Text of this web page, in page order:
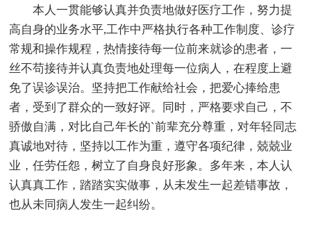
本人一贯能够认真并负责地做好医疗工作，努力提
高自身的业务水平,工作中严格执行各种工作制度、诊疗
常规和操作规程，热情接待每一位前来就诊的患者，一
丝不苟接待并认真负责地处理每一位病人，在程度上避
免了误诊误治。坚持把工作献给社会，把爱心捧给患
者，受到了群众的一致好评。同时，严格要求自己，不
骄傲自满，对比自己年长的`前辈充分尊重，对年轻同志
真诚地对待，坚持以工作为重，遵守各项纪律，兢兢业
业，任劳任怨，树立了自身良好形象。多年来，本人认
认真真工作，踏踏实实做事，从未发生一起差错事故，
也从未同病人发生一起纠纷。